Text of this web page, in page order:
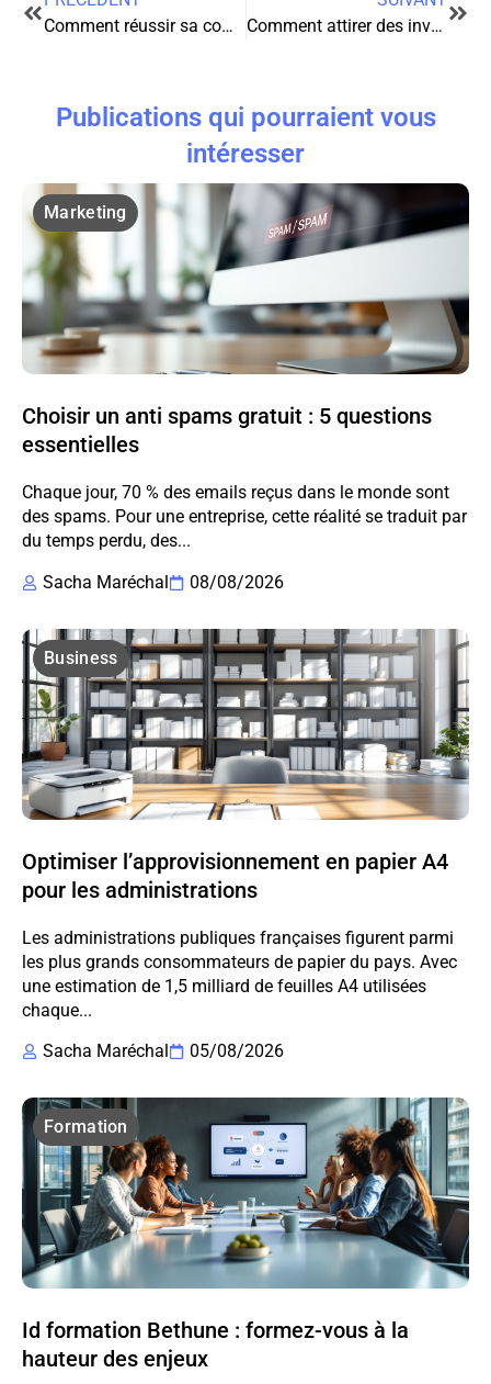
Comment réussir sa communication de crise en cas de problème majeur ?
Comment attirer des investisseurs étrangers pour financer son entreprise ?
Publications qui pourraient vous
intéresser
Marketing
Choisir un anti spams gratuit : 5 questions
essentielles
Chaque jour, 70 % des emails reçus dans le monde sont
des spams. Pour une entreprise, cette réalité se traduit par
du temps perdu, des...
Sacha Maréchal
08/08/2026
Business
Optimiser l’approvisionnement en papier A4
pour les administrations
Les administrations publiques françaises figurent parmi
les plus grands consommateurs de papier du pays. Avec
une estimation de 1,5 milliard de feuilles A4 utilisées
chaque...
Sacha Maréchal
05/08/2026
Formation
Id formation Bethune : formez-vous à la
hauteur des enjeux